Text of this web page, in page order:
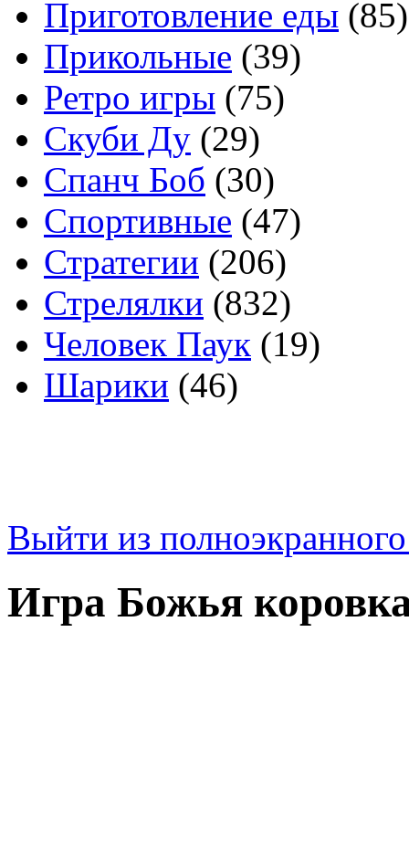
Приготовление еды (85)
Прикольные (39)
Ретро игры (75)
Скуби Ду (29)
Спанч Боб (30)
Спортивные (47)
Стратегии (206)
Стрелялки (832)
Человек Паук (19)
Шарики (46)
Выйти из
Игра Божья